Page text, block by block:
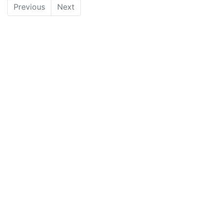
Previous Next